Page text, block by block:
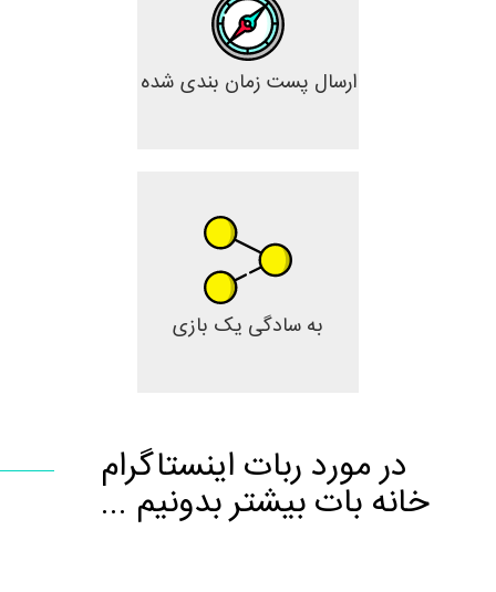
ارسال پست زمان بندی شده
به سادگی یک بازی
در مورد ربات اینستاگرام
خانه بات بیشتر بدونیم ...